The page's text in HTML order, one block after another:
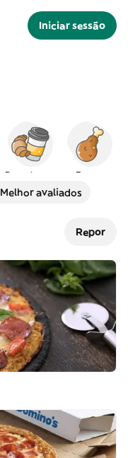
Iniciar sessão
Peq. almoço Frango
Melhor avaliados
Repor